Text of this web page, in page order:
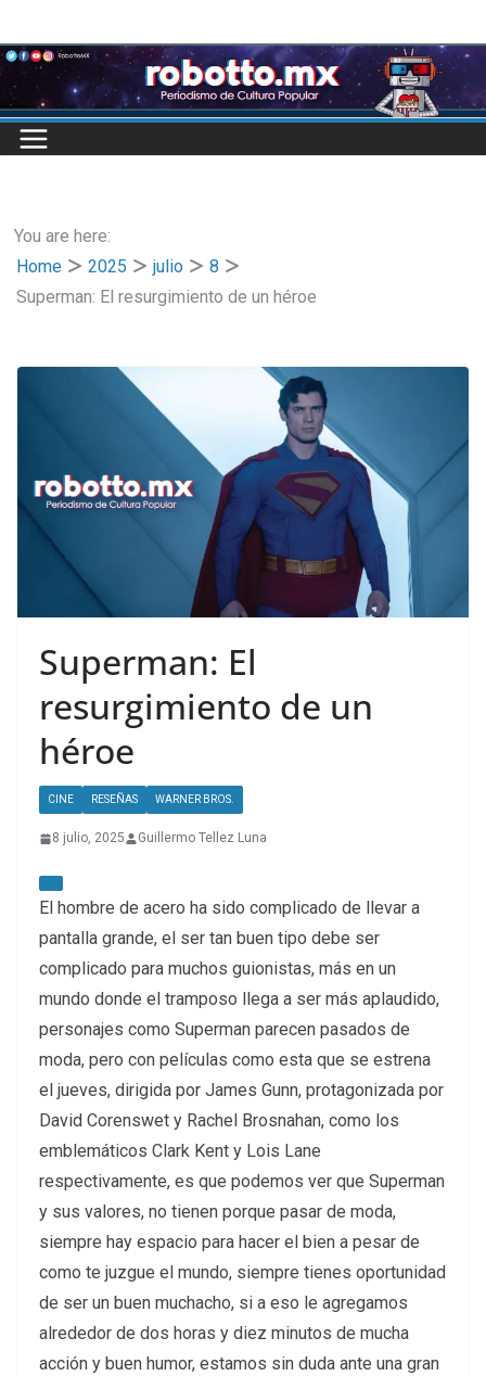
to
content
You are here:
Home
2025 julio
8
Superman: El resurgimiento de un héroe
Superman: El
resurgimiento de un
héroe
CINE RESEÑAS WARNER BROS.
8 julio, 2025 Guillermo Tellez Luna
El hombre de acero ha sido complicado de llevar a
pantalla grande, el ser tan buen tipo debe ser
complicado para muchos guionistas, más en un
mundo donde el tramposo llega a ser más aplaudido,
personajes como Superman parecen pasados de
moda, pero con películas como esta que se estrena
el jueves, dirigida por James Gunn, protagonizada por
David Corenswet y Rachel Brosnahan, como los
emblemáticos Clark Kent y Lois Lane
respectivamente, es que podemos ver que Superman
y sus valores, no tienen porque pasar de moda,
siempre hay espacio para hacer el bien a pesar de
como te juzgue el mundo, siempre tienes oportunidad
de ser un buen muchacho, si a eso le agregamos
alrededor de dos horas y diez minutos de mucha
acción y buen humor, estamos sin duda ante una gran